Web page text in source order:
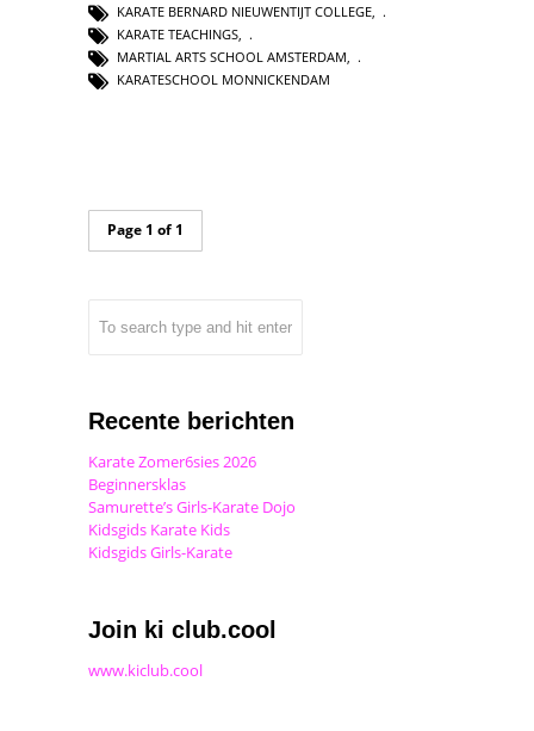
KARATE BERNARD NIEUWENTIJT COLLEGE
KARATE TEACHINGS
MARTIAL ARTS SCHOOL AMSTERDAM
KARATESCHOOL MONNICKENDAM
Page 1 of 1
Recente berichten
Karate Zomer6sies 2026
Beginnersklas
Samurette’s Girls-Karate Dojo
Kidsgids Karate Kids
Kidsgids Girls-Karate
Join ki club.cool
www.kiclub.cool